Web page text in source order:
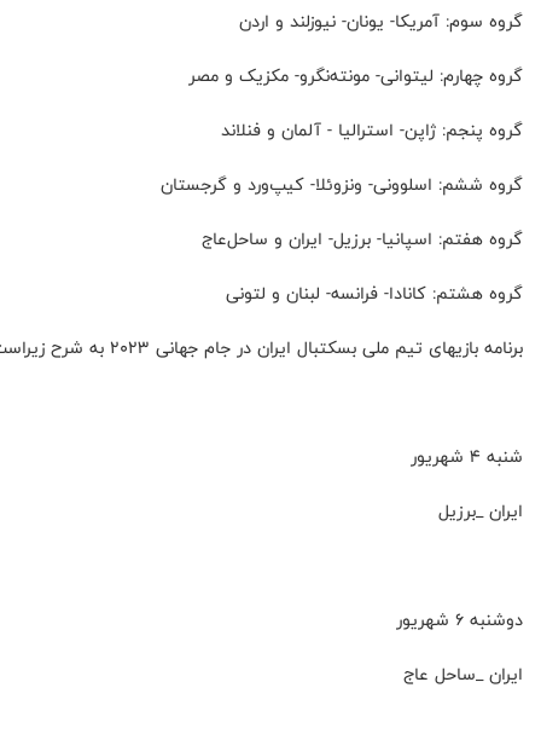
گروه سوم: آمریکا- یونان- نیوزلند و اردن
گروه چهارم: لیتوانی- مونته‌نگرو- مکزیک و مصر
گروه پنجم: ژاپن- استرالیا - آلمان و فنلاند
گروه ششم: اسلوونی- ونزوئلا- کیپ‌ورد و گرجستان
گروه هفتم: اسپانیا- برزیل- ایران و ساحل‌عاج
گروه هشتم: کانادا- فرانسه- لبنان و لتونی
برنامه بازیهای تیم ملی بسکتبال ایران در جام جهانی ۲۰۲۳ به شرح زیراست :
شنبه ۴ شهریور
ایران _برزیل
دوشنبه ۶ شهریور
ایران _ساحل عاج